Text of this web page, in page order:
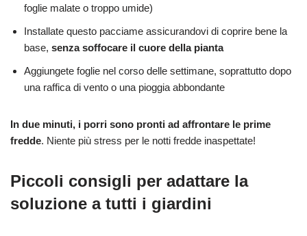
foglie malate o troppo umide)
Installate questo pacciame assicurandovi di coprire bene la
base, senza soffocare il cuore della pianta
Aggiungete foglie nel corso delle settimane, soprattutto dopo
una raffica di vento o una pioggia abbondante
In due minuti, i porri sono pronti ad affrontare le prime
fredde. Niente più stress per le notti fredde inaspettate!
Piccoli consigli per adattare la
soluzione a tutti i giardini